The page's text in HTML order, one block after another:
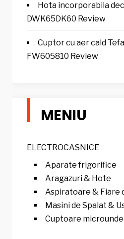
Hota incorporabila
DWK65DK60 Review
Cuptor cu aer cald
FW605810 Review
MENIU
ELECTROCASNICE
Aparate frigorifice
Aragazuri & Hote
Aspiratoare & Fiare
Masini de Spalat &
Cuptoare microunde